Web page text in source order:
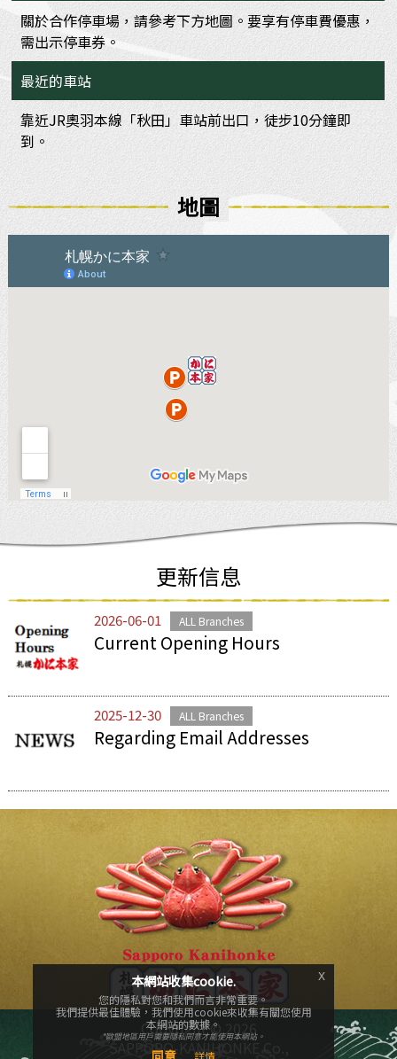
關於合作停車場，請參考下方地圖。要享有停車費優惠，
需出示停車券。
最近的車站
靠近JR奧羽本線「秋田」車站前出口，徒步10分鐘即
到。
地圖
更新信息
2026-06-01 ALL Branches
Current Opening Hours
2025-12-30 ALL Branches
Regarding Email Addresses
Copyright ©2026
SAPPORO-KANIHONKE Co.,
本網站收集cookie.
您的隱私對您和我們而言非常重要。
我們提供最佳體驗，我們使用cookie來收集有關您使用
本網站的數據。
*歐盟地區用戶需要隱私同意才能使用本網站。
同意 詳情
x